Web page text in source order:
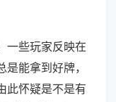
一些玩家反映在
能拿到好牌，
此怀疑是不是有